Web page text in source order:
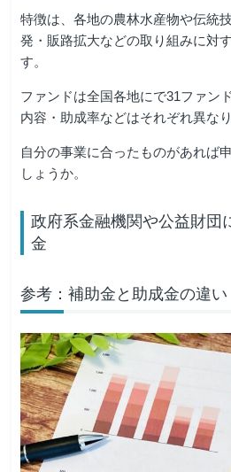
特徴は、各地の農林水産物や伝統
発・販路拡大などの取り組みに対
す。
ファンドは全国各地にで31ファン
内容・助成率などはそれぞれ異なり
自分の事業に合ったものがあれば
しょうか。
政府系金融機関や公益財団
金
参考：補助金と助成金の違い